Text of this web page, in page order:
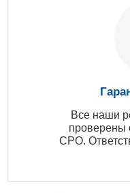
Все наши
проверены
СРО.